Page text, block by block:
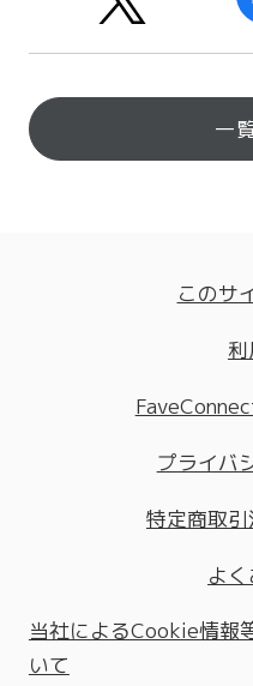
一
このサ
プライバ
特定商取
よ
当社によるCookie情報
いて